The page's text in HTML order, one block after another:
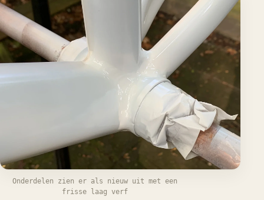
Onderdelen zien er als nieuw uit met een
frisse laag verf